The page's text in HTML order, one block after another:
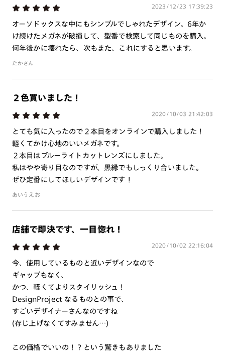
A オンラインショップで遠近両用レンズ（クリアレンズの
み）をご注文の場合、レンズ交換券を選択後に店舗にて度
つき対応可能です。
作成日数をいただきます。
1. カート画面内「レンズ選択へ」ボタンより「度つきレン
ズまたは店舗でレンズ作成」を選択
2. 遠近レンズより「遠近両用」を選択のうえ、購入手続き
画面へ
3. 「度数がわからない方・店舗でレンズ作成」を選択
ョップでご注文できません。
※JINS極上遠近レンズは追加料金22,000円（税込み）を頂戴いたします。
（税込み）を頂戴いたします。
2023/12/23 17:39:23
オーソドックスな中にもシンプルでしゃれたデザイン。6年か
け続けたメガネが破損して、型番で検索して同じものを購入。
何年後かに壊れたら、次もまた、これにすると思います。
たかさん
２色買いました！
2020/10/03 21:42:03
とても気に入ったので２本目をオンラインで購入しました！
軽くてかけ心地のいいメガネです。
２本目はブルーライトカットレンズにしました。
私はやや寄り目なのですが、黒縁でもしっくり合いました。
ぜひ定番にしてほしいデザインです！
あいうえお
店舗で即決です、一目惚れ！
2020/10/02 22:16:04
今、使用しているものと近いデザインなので
ギャップもなく、
かつ、軽くてよりスタイリッシュ！
DesignProject なるものとの事で、
すごいデザイナーさんなのですね
(存じ上げなくてすみません…)
この価格でいいの！？という驚きもありました